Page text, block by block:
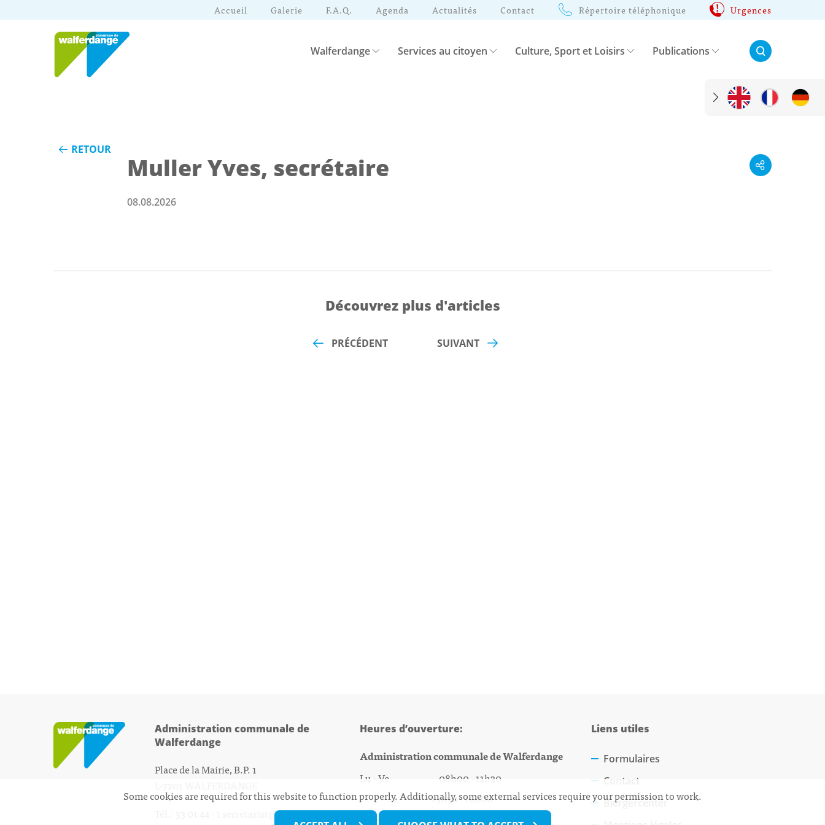
Accueil Galerie F.A.Q. Agenda Actualités Contact Répertoire téléphonique Urgences
Walferdange Services au citoyen Culture, Sport et Loisirs Publications Rechercher:
RETOUR
Muller Yves, secrétaire
08.08.2026
Découvrez plus d'articles
PRÉCÉDENT SUIVANT
Administration communale de
Walferdange
Place de la Mairie, B.P. 1
secretariat@walfer.lu
Heures d’ouverture:
Administration communale de Walferdange
Lu - Ve 08h00 - 11h30
13h30 - 16h00
Biergercenter
Liens utiles
Formulaires
Contact
Biergercenter
Some cookies are required for this website to function properly. Additionally, some external services require your permission to work.